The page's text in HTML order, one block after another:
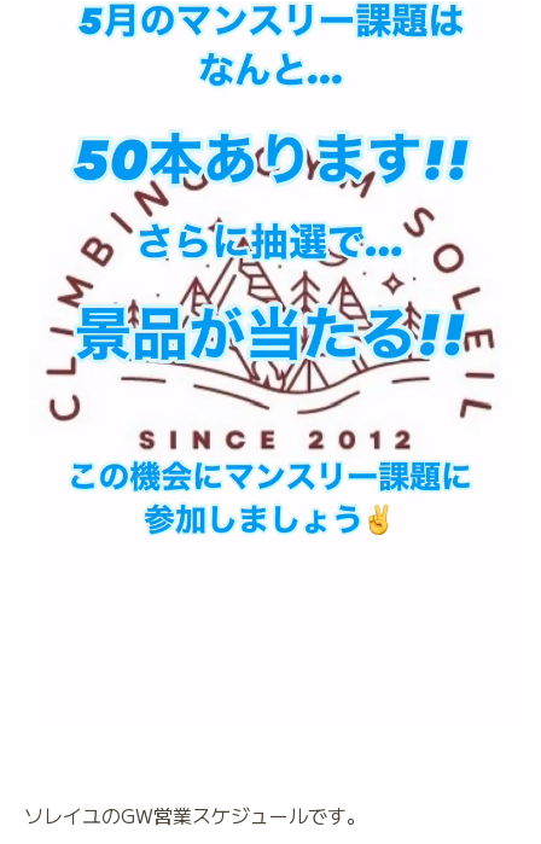
ソレイユのGW営業スケジュールです。